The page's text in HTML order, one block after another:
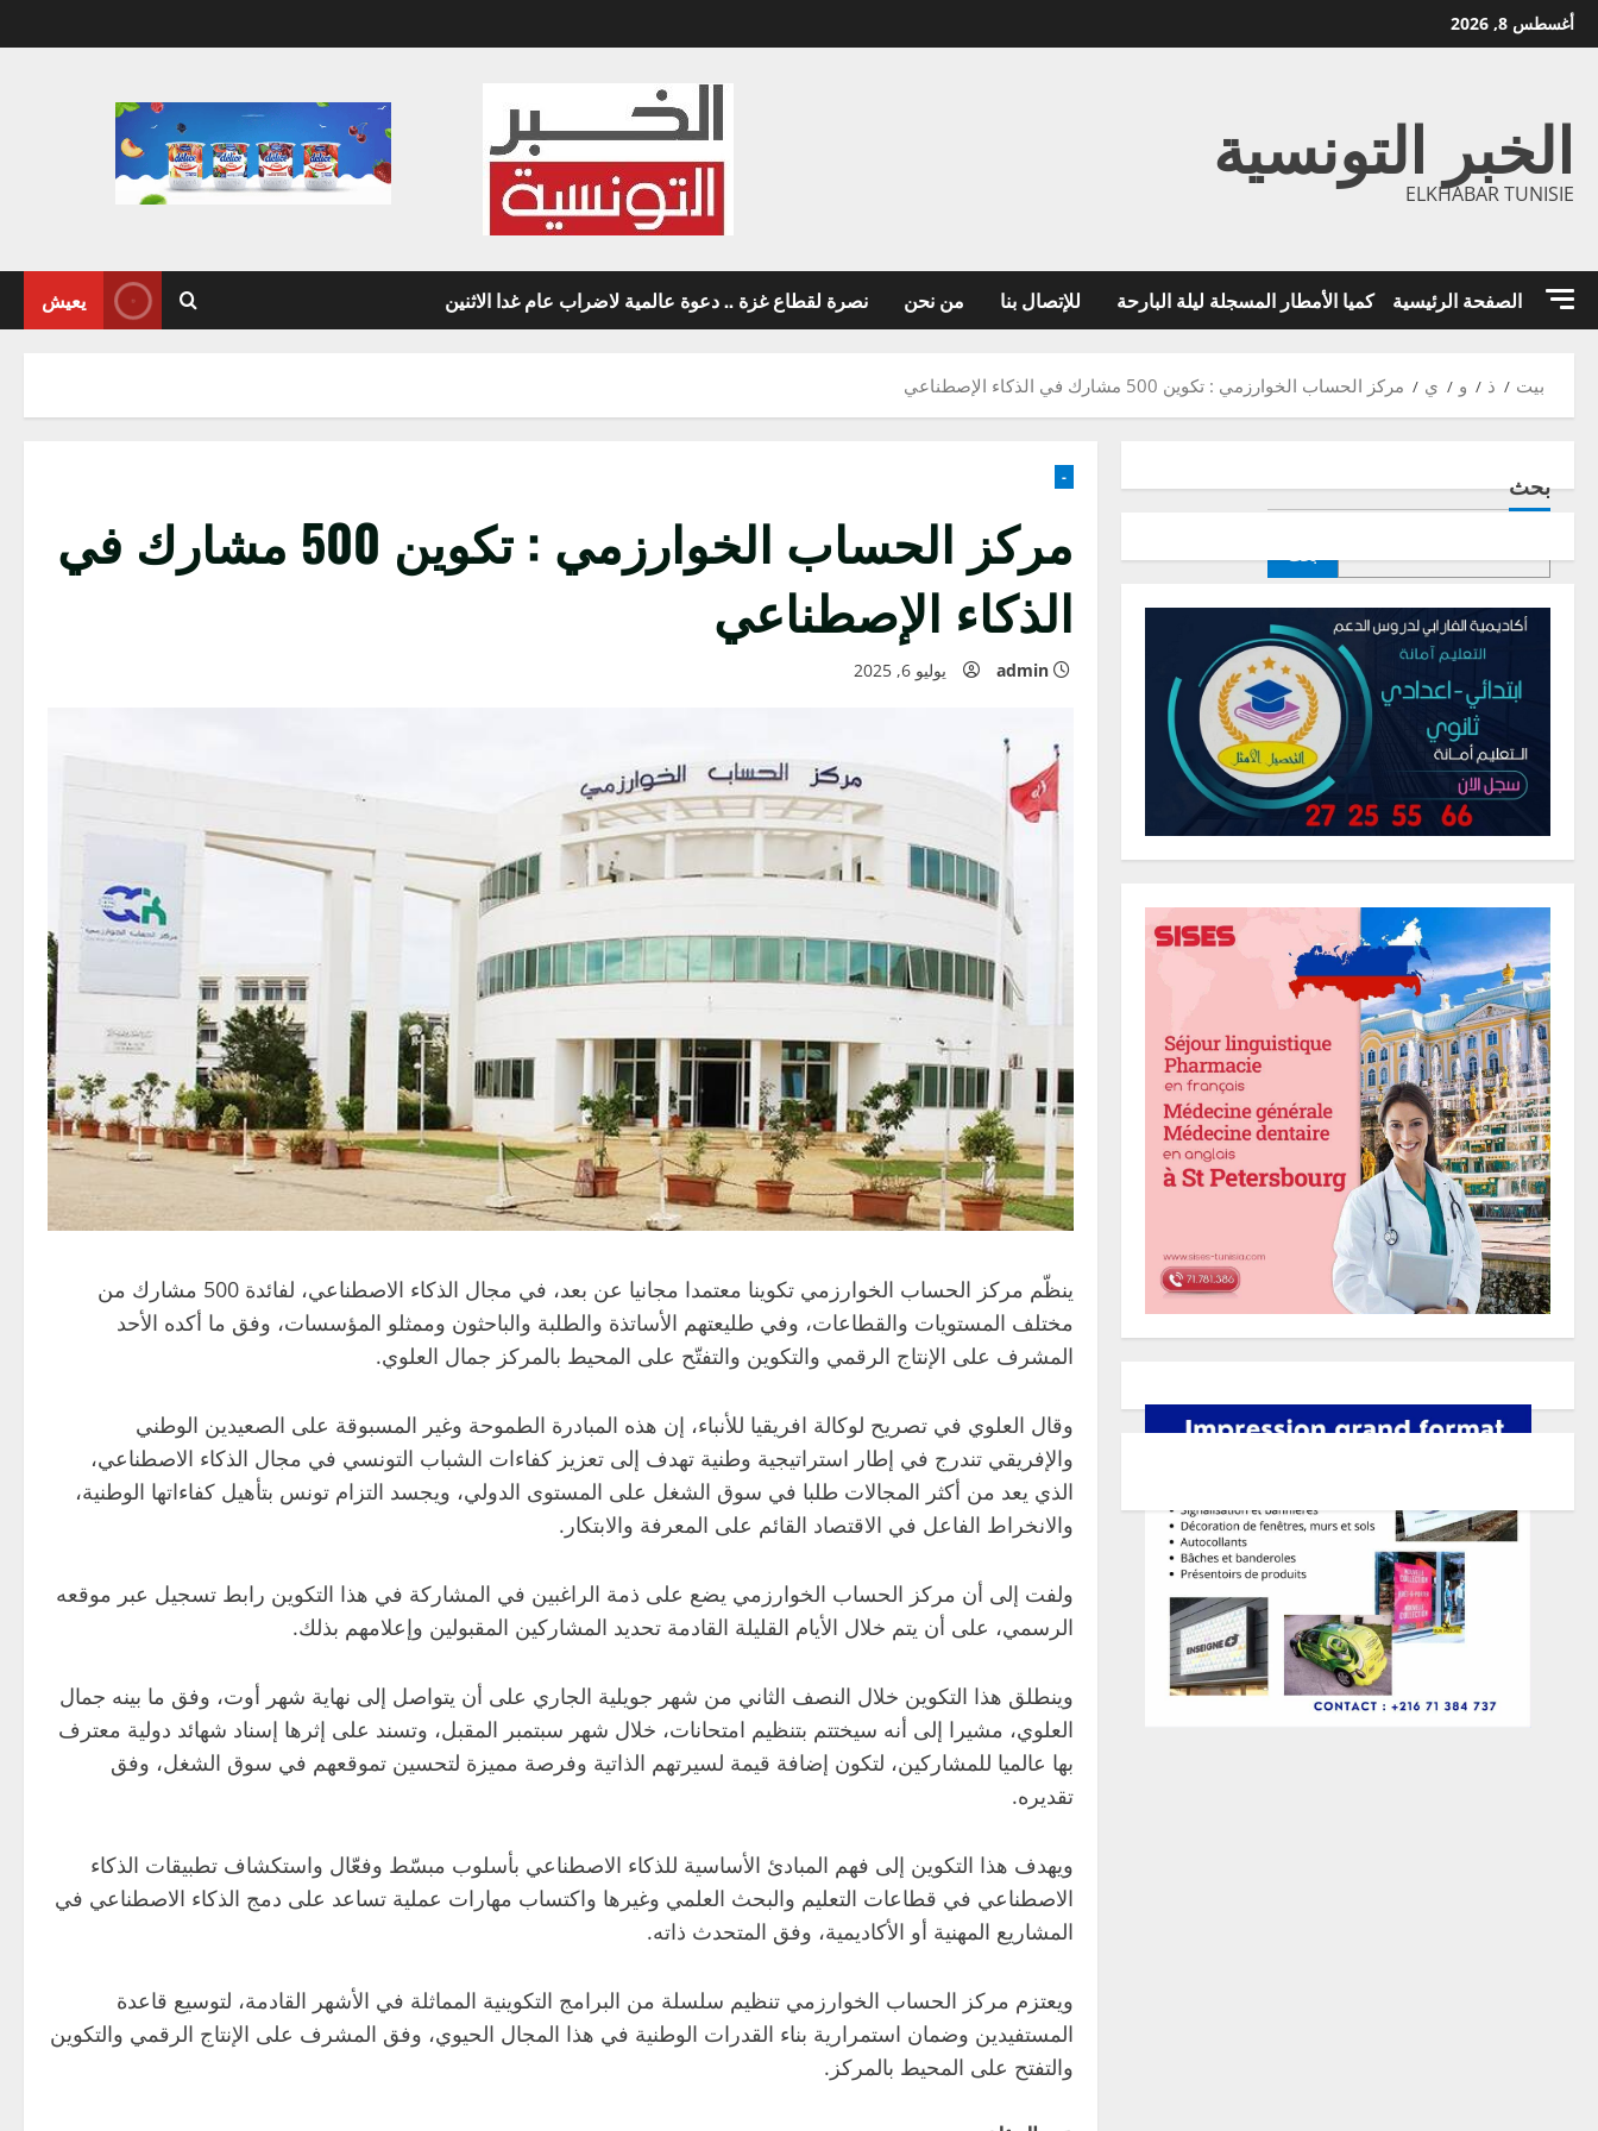
تخطي
إلى
أغسطس 8, 2026
الخبر التونسية
ELKHABAR TUNISIE
الصفحة الرئيسية كميا الأمطار المسجلة ليلة البارحة للإتصال بنا من نحن نصرة لقطاع غزة .. دعوة عالمية لاضراب عام غدا الاثنين يعيش
بيت ذ و ي مركز الحساب الخوارزمي : تكوين 500 مشارك في الذكاء الإصطناعي
-
مركز الحساب الخوارزمي : تكوين 500 مشارك في
الذكاء الإصطناعي
admin يوليو 6, 2025
ينظّم مركز الحساب الخوارزمي تكوينا معتمدا مجانيا عن بعد، في مجال الذكاء الاصطناعي، لفائدة 500 مشارك من
مختلف المستويات والقطاعات، وفي طليعتهم الأساتذة والطلبة والباحثون وممثلو المؤسسات، وفق ما أكده الأحد
المشرف على الإنتاج الرقمي والتكوين والتفتّح على المحيط بالمركز جمال العلوي.
وقال العلوي في تصريح لوكالة افريقيا للأنباء، إن هذه المبادرة الطموحة وغير المسبوقة على الصعيدين الوطني
والإفريقي تندرج في إطار استراتيجية وطنية تهدف إلى تعزيز كفاءات الشباب التونسي في مجال الذكاء الاصطناعي،
الذي يعد من أكثر المجالات طلبا في سوق الشغل على المستوى الدولي، ويجسد التزام تونس بتأهيل كفاءاتها الوطنية،
والانخراط الفاعل في الاقتصاد القائم على المعرفة والابتكار.
ولفت إلى أن مركز الحساب الخوارزمي يضع على ذمة الراغبين في المشاركة في هذا التكوين رابط تسجيل عبر موقعه
الرسمي، على أن يتم خلال الأيام القليلة القادمة تحديد المشاركين المقبولين وإعلامهم بذلك.
وينطلق هذا التكوين خلال النصف الثاني من شهر جويلية الجاري على أن يتواصل إلى نهاية شهر أوت، وفق ما بينه جمال
العلوي، مشيرا إلى أنه سيختتم بتنظيم امتحانات، خلال شهر سبتمبر المقبل، وتسند على إثرها إسناد شهائد دولية معترف
بها عالميا للمشاركين، لتكون إضافة قيمة لسيرتهم الذاتية وفرصة مميزة لتحسين تموقعهم في سوق الشغل، وفق
تقديره.
ويهدف هذا التكوين إلى فهم المبادئ الأساسية للذكاء الاصطناعي بأسلوب مبسّط وفعّال واستكشاف تطبيقات الذكاء
الاصطناعي في قطاعات التعليم والبحث العلمي وغيرها واكتساب مهارات عملية تساعد على دمج الذكاء الاصطناعي في
المشاريع المهنية أو الأكاديمية، وفق المتحدث ذاته.
ويعتزم مركز الحساب الخوارزمي تنظيم سلسلة من البرامج التكوينية المماثلة في الأشهر القادمة، لتوسيع قاعدة
المستفيدين وضمان استمرارية بناء القدرات الوطنية في هذا المجال الحيوي، وفق المشرف على الإنتاج الرقمي والتكوين
والتفتح على المحيط بالمركز.
بحث
بحث